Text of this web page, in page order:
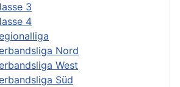
3
4
Nord
West
Süd